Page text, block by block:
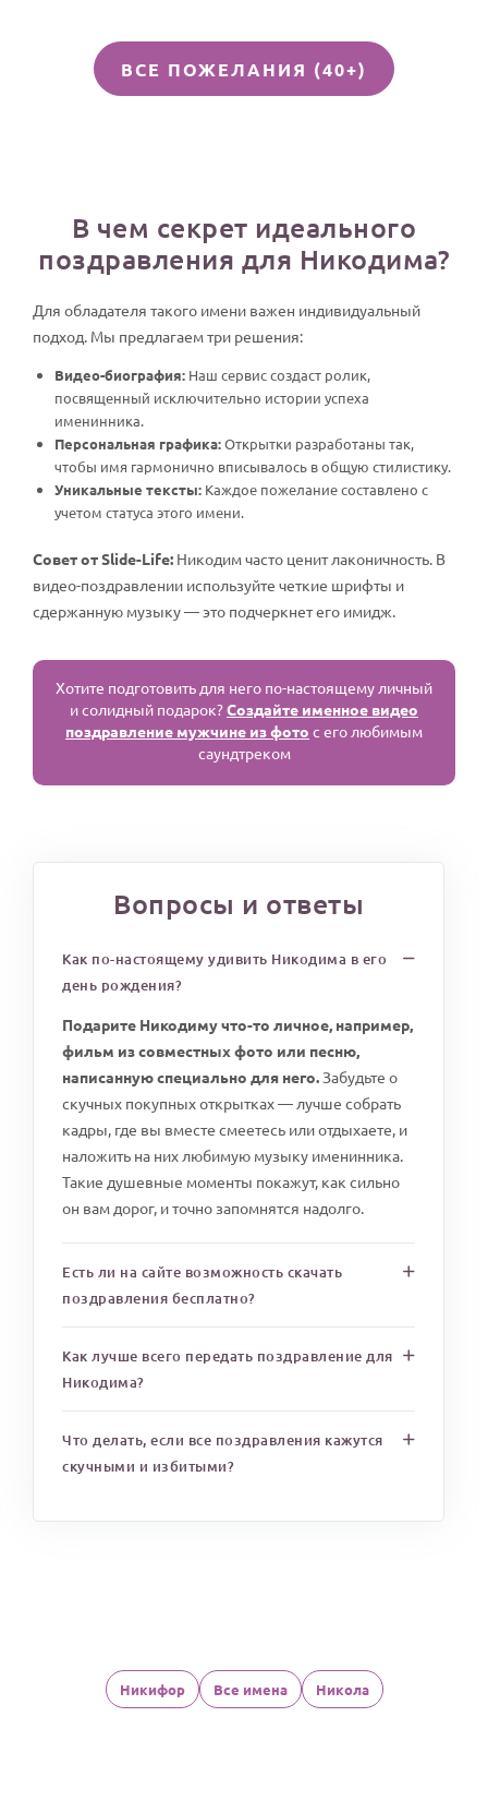
ВСЕ ПОЖЕЛАНИЯ (40+)
В чем секрет идеального
поздравления для Никодима?
Для обладателя такого имени важен индивидуальный
подход. Мы предлагаем три решения:
Видео-биография: Наш сервис создаст ролик,
посвященный исключительно истории успеха
именинника.
Персональная графика:Открытки разработаны так,
чтобы имя гармонично вписывалось в общую стилистику.
Уникальные тексты: Каждое пожелание составлено с
учетом статуса этого имени.
Совет от Slide-Life: Никодим часто ценит лаконичность. В
видео-поздравлении используйте четкие шрифты и
сдержанную музыку — это подчеркнет его имидж.
Хотите подготовить для него по-настоящему личный
и солидный подарок?Создайте именное видео
поздравление мужчине из фото с его любимым
саундтреком
Вопросы и ответы
Как по-настоящему удивить Никодима в его
день рождения?
Подарите Никодиму что-то личное, например,
фильм из совместных фото или песню,
написанную специально для него.Забудьте о
скучных покупных открытках — лучше собрать
кадры, где вы вместе смеетесь или отдыхаете, и
наложить на них любимую музыку именинника.
Такие душевные моменты покажут, как сильно
он вам дорог, и точно запомнятся надолго.
Есть ли на сайте возможность скачать
поздравления бесплатно?
Как лучше всего передать поздравление для
Никодима?
Что делать, если все поздравления кажутся
скучными и избитыми?
Никифор Все имена Никола